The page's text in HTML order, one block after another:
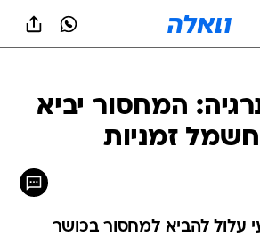
המחסור יביא
זמניות
עלול להביא למחסור בכושר